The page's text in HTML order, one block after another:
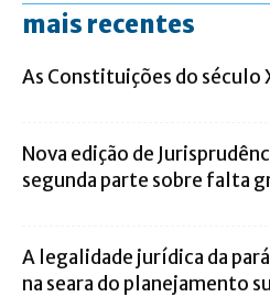
mais recentes
As Constituições do século
Nova edição de
segunda parte sobre falta
A legalidade jurídica da
na seara do planejamento